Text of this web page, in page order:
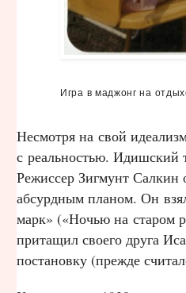
Игра в маджонг на
Несмотря на свой
с реальностью. Идишский
Режиссер Зигмунт Салкин
абсурдным планом. Он
марк» («Ночью на старом
притащил своего друга
постановку (прежде